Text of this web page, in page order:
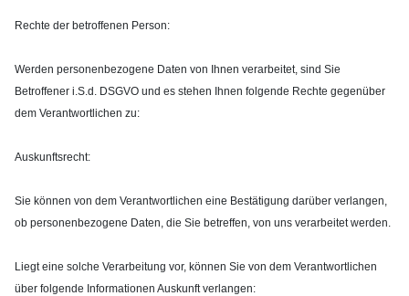
Rechte der betroffenen Person:
Werden personenbezogene Daten von Ihnen verarbeitet, sind Sie
Betroffener i.S.d. DSGVO und es stehen Ihnen folgende Rechte gegenüber
dem Verantwortlichen zu:
Auskunftsrecht:
Sie können von dem Verantwortlichen eine Bestätigung darüber verlangen,
ob personenbezogene Daten, die Sie betreffen, von uns verarbeitet werden.
Liegt eine solche Verarbeitung vor, können Sie von dem Verantwortlichen
über folgende Informationen Auskunft verlangen: